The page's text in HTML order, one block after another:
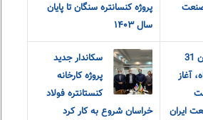
صنعت
پروژه کنسانتره سنگان تا پایان
سال ۱۴۰۳
فرا رسیدن 31
آغاز
ایران
سکاندار جدید
پروژه کارخانه
کنستانتره فولاد
خراسان شروع به کار کرد